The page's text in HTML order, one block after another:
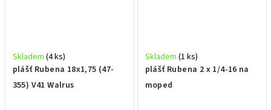
plášť Rubena 18x1,75 (47-
355) V41 Walrus
Skladem (4 ks)
plášť Rubena 2 x 1/4-16 na
moped
Skladem (1 ks)